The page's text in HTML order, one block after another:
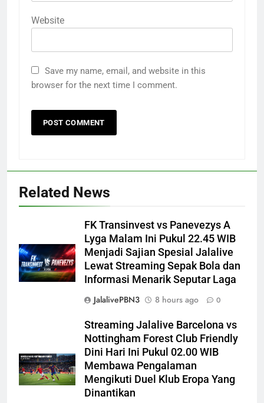
Website
Save my name, email, and website in this
browser for the next time I comment.
Related News
FK Transinvest vs Panevezys A
Lyga Malam Ini Pukul 22.45 WIB
Menjadi Sajian Spesial Jalalive
Lewat Streaming Sepak Bola dan
Informasi Menarik Seputar Laga
JalalivePBN3
8 hours ago 0
Streaming Jalalive Barcelona vs
Nottingham Forest Club Friendly
Dini Hari Ini Pukul 02.00 WIB
Membawa Pengalaman
Mengikuti Duel Klub Eropa Yang
Dinantikan